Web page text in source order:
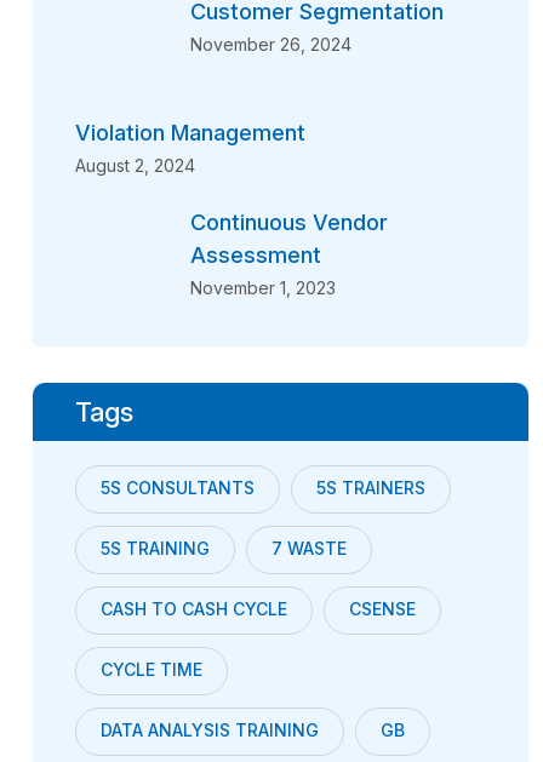
Customer Segmentation
November 26, 2024
Violation Management
August 2, 2024
Continuous Vendor
Assessment
November 1, 2023
Tags
5S CONSULTANTS 5S TRAINERS
5S TRAINING 7 WASTE
CASH TO CASH CYCLE CSENSE
CYCLE TIME
DATA ANALYSIS TRAINING GB